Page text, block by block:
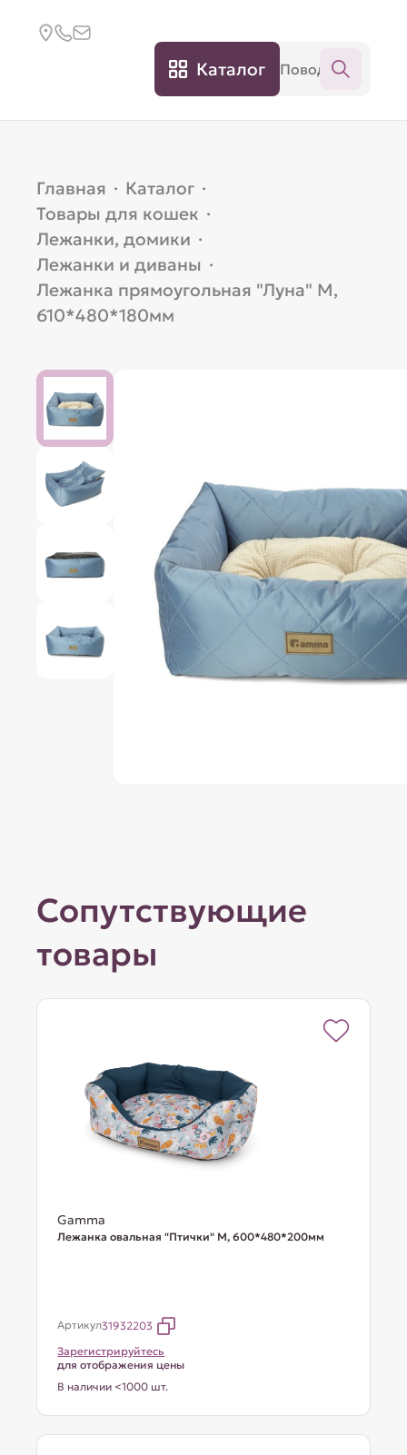
Каталог
Главная · Каталог ·
Товары для кошек ·
Лежанки, домики ·
Лежанки и диваны ·
Лежанка прямоугольная "Луна" M,
610*480*180мм
Сопутствующие
товары
Gamma
Лежанка овальная "Птички" М, 600*480*200мм
Артикул31932203
Зарегистрируйтесь
для отображения цены
В наличии <1000 шт.